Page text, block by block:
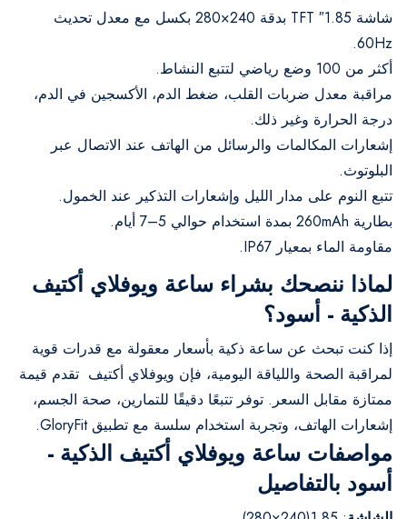
شاشة 1.85″ TFT بدقة 240×280 بكسل مع معدل تحديث
60Hz.
أكثر من 100 وضع رياضي لتتبع النشاط.
مراقبة معدل ضربات القلب، ضغط الدم، الأكسجين في الدم،
درجة الحرارة وغير ذلك.
إشعارات المكالمات والرسائل من الهاتف عند الاتصال عبر
البلوتوث.
تتبع النوم على مدار الليل وإشعارات التذكير عند الخمول.
بطارية 260mAh بمدة استخدام حوالي 5–7 أيام.
مقاومة الماء بمعيار IP67.
لماذا ننصحك بشراء ساعة ويوفلاي أكتيف
الذكية - أسود؟
إذا كنت تبحث عن ساعة ذكية بأسعار معقولة مع قدرات قوية
لمراقبة الصحة واللياقة اليومية، فإن ويوفلاي أكتيف تقدم قيمة
ممتازة مقابل السعر. توفر تتبعًا دقيقًا للتمارين، صحة الجسم،
إشعارات الهاتف، وتجربة استخدام سلسة مع تطبيق GloryFit.
مواصفات ساعة ويوفلاي أكتيف الذكية -
أسود بالتفاصيل